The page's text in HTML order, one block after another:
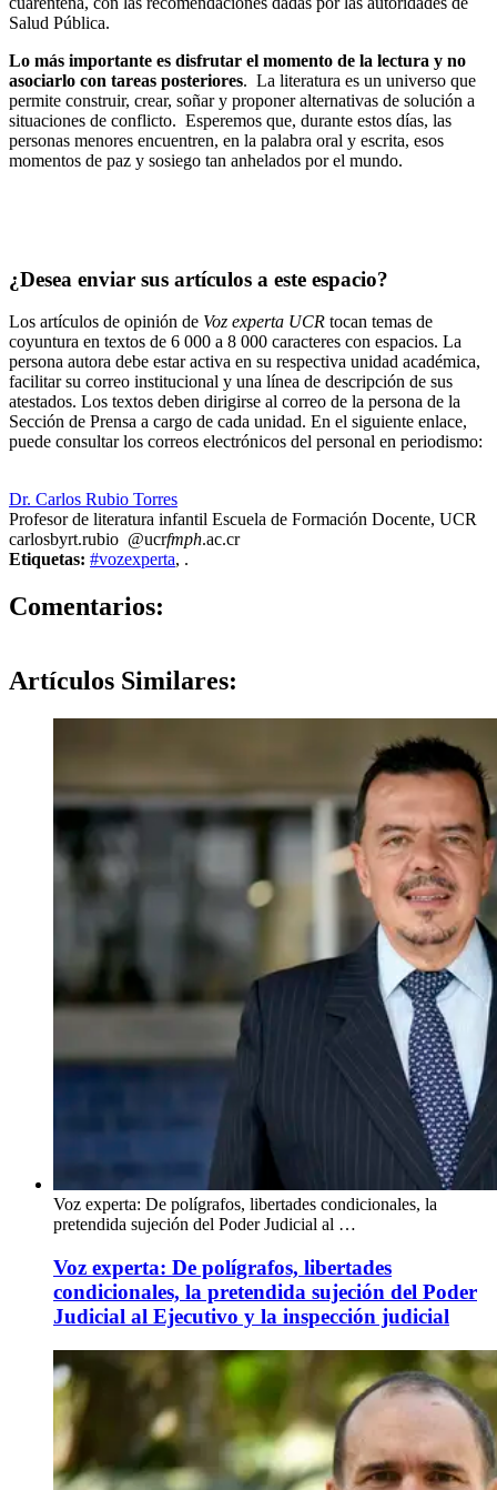
Salud Pública.
Lo más importante es disfrutar el momento de la lectura y no
asociarlo con tareas posteriores. La literatura es un universo que
permite construir, crear, soñar y proponer alternativas de solución a
situaciones de conflicto. Esperemos que, durante estos días, las
personas menores encuentren, en la palabra oral y escrita, esos
momentos de paz y sosiego tan anhelados por el mundo.
¿Desea enviar sus artículos a este espacio?
Los artículos de opinión de Voz experta UCR tocan temas de
coyuntura en textos de 6 000 a 8 000 caracteres con espacios. La
persona autora debe estar activa en su respectiva unidad académica,
facilitar su correo institucional y una línea de descripción de sus
atestados. Los textos deben dirigirse al correo de la persona de la
Sección de Prensa a cargo de cada unidad. En el siguiente enlace,
puede consultar los correos electrónicos del personal en periodismo:
Dr. Carlos Rubio Torres
Profesor de literatura infantil Escuela de Formación Docente, UCR
carlosbyrt.rubio @ucrfmph.ac.cr
Etiquetas: #vozexperta, .
Comentarios:
Artículos Similares:
Voz experta: De polígrafos, libertades condicionales, la
pretendida sujeción del Poder Judicial al …
Voz experta: De polígrafos, libertades
condicionales, la pretendida sujeción del Poder
Judicial al Ejecutivo y la inspección judicial